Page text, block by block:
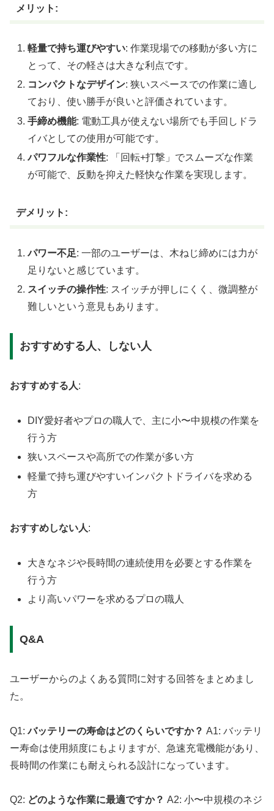
メリット:
軽量で持ち運びやすい: 作業現場での移動が多い方に
とって、その軽さは大きな利点です。
コンパクトなデザイン: 狭いスペースでの作業に適し
ており、使い勝手が良いと評価されています。
手締め機能: 電動工具が使えない場所でも手回しドラ
イバとしての使用が可能です。
パワフルな作業性: 「回転+打撃」でスムーズな作業
が可能で、反動を抑えた軽快な作業を実現します。
デメリット:
パワー不足: 一部のユーザーは、木ねじ締めには力が
足りないと感じています。
スイッチの操作性: スイッチが押しにくく、微調整が
難しいという意見もあります。
おすすめする人、しない人
おすすめする人:
DIY愛好者やプロの職人で、主に小〜中規模の作業を
行う方
狭いスペースや高所での作業が多い方
軽量で持ち運びやすいインパクトドライバを求める
方
おすすめしない人:
大きなネジや長時間の連続使用を必要とする作業を
行う方
より高いパワーを求めるプロの職人
Q&A
ユーザーからのよくある質問に対する回答をまとめまし
た。
Q1:バッテリーの寿命はどのくらいですか？ A1: バッテリ
ー寿命は使用頻度にもよりますが、急速充電機能があり、
長時間の作業にも耐えられる設計になっています。
Q2: どのような作業に最適ですか？ A2: 小〜中規模のネジ